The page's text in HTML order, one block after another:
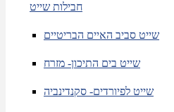
חבילות שייט
שייט סביב האיים הבריטיים
שייט בים התיכון- מזרח
שייט לפיורדים- סקנדינביה